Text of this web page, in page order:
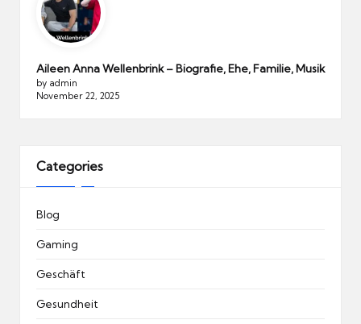
Aileen Anna Wellenbrink – Biografie, Ehe, Familie, Musik
by admin
November 22, 2025
Categories
Blog
Gaming
Geschäft
Gesundheit